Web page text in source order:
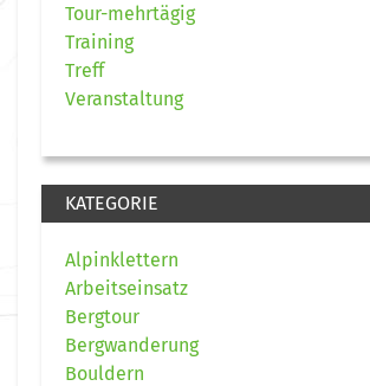
Tour-mehrtägig
Training
Treff
Veranstaltung
KATEGORIE
Alpinklettern
Arbeitseinsatz
Bergtour
Bergwanderung
Bouldern